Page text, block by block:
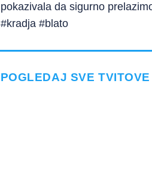
pokazivala da sigurno
#kradja #blato
POGLEDAJ SVE TVITOVE